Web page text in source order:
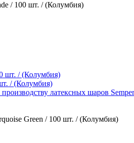
/ 100 шт. / (Колумбия)
/ (Колумбия)
латексных шаров
Green / 100 шт. / (Колумбия)